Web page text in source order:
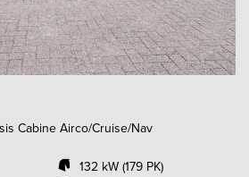
Cabine Airco/Cruise/Nav
132 kW (179 PK)